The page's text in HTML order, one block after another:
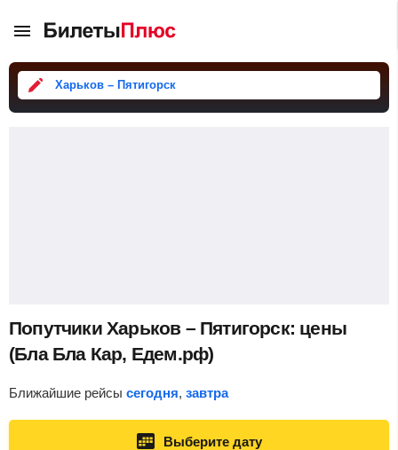
Харьков – Пятигорск
Попутчики Харьков – Пятигорск: цены
(Бла Бла Кар, Едем.рф)
Ближайшие рейсы сегодня, завтра
Выберите дату